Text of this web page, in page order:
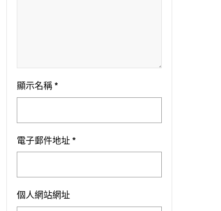
顯示名稱 *
電子郵件地址 *
個人網站網址